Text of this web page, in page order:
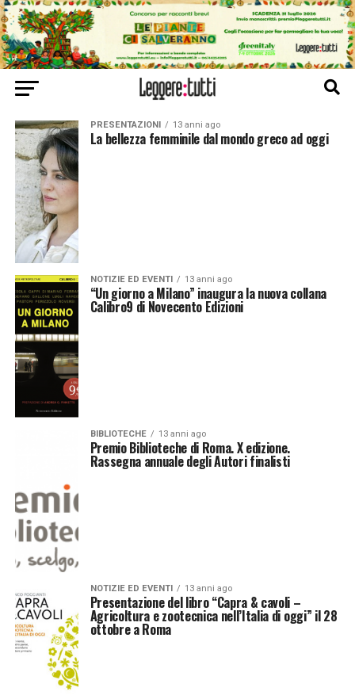
PRESENTAZIONI 13 anni ago
La bellezza femminile dal mondo greco ad oggi
NOTIZIE ED EVENTI 13 anni ago
“Un giorno a Milano” inaugura la nuova collana
Calibro9 di Novecento Edizioni
BIBLIOTECHE 13 anni ago
Premio Biblioteche di Roma. X edizione.
Rassegna annuale degli Autori finalisti
NOTIZIE ED EVENTI 13 anni ago
Presentazione del libro “Capra & cavoli –
Agricoltura e zootecnica nell’Italia di oggi” il 28
ottobre a Roma